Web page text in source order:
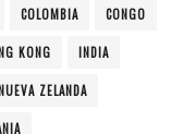
COLOMBIA CONGO
KONG INDIA
ZELANDA